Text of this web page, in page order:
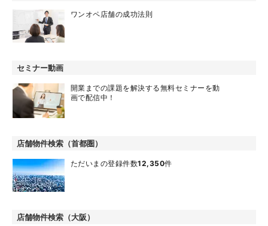
ワンオペ店舗の成功法則
セミナー動画
開業までの課題を解決する無料セミナーを動
画で配信中！
店舗物件検索（首都圏）
ただいまの登録件数12,350件
店舗物件検索（大阪）